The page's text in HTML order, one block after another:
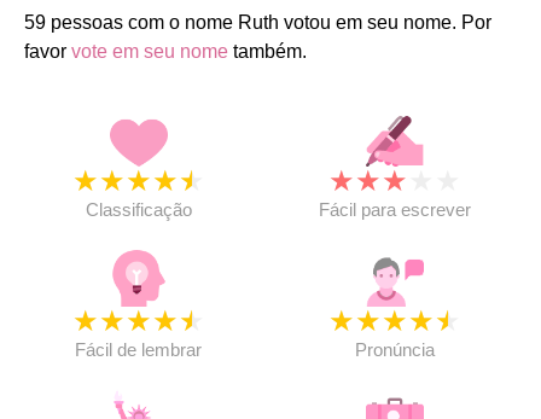
59 pessoas com o nome Ruth votou em seu nome. Por
favor vote em seu nome também.
★★★★★
Classificação
★★★
Fácil para escrever
★★★★★
Fácil de lembrar
★★★★★
Pronúncia